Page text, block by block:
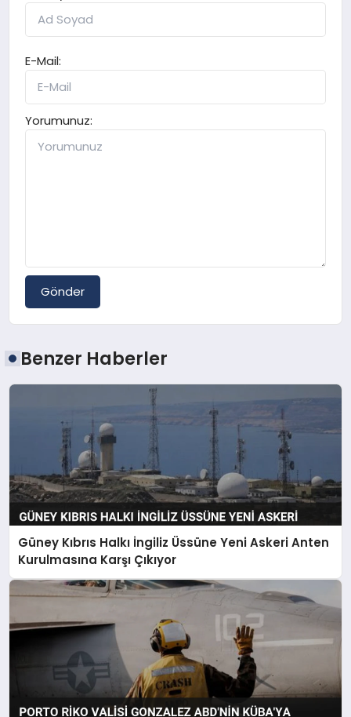
E-Mail:
Yorumunuz:
Gönder
Benzer Haberler
Güney Kıbrıs Halkı İngiliz Üssüne Yeni Askeri Anten
Kurulmasına Karşı Çıkıyor